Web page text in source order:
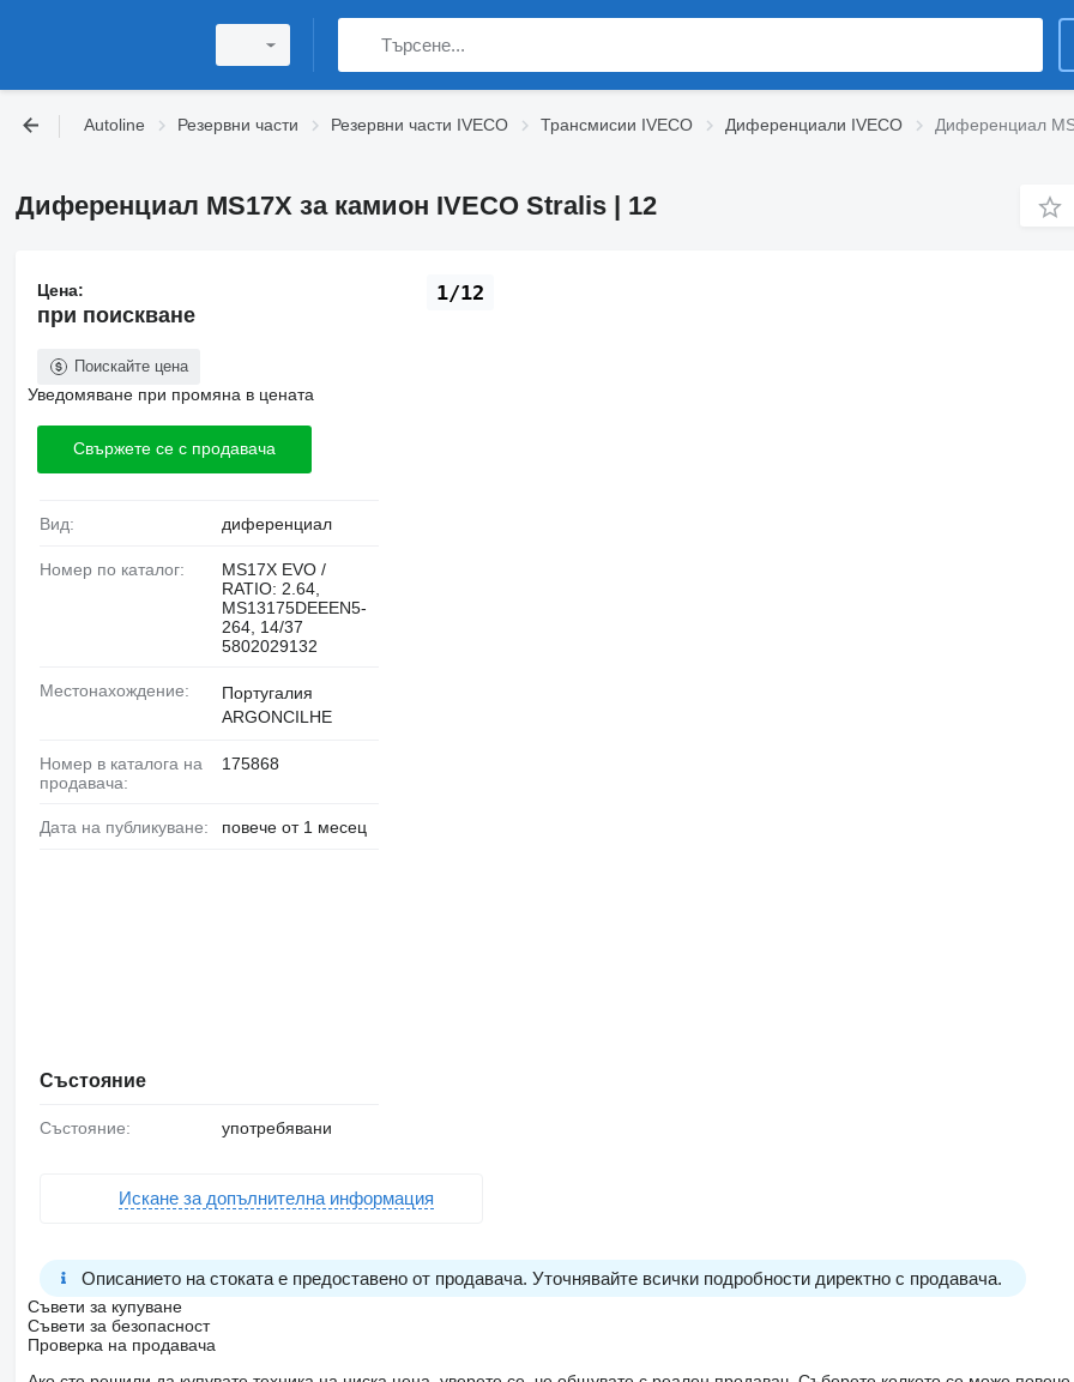
Autoline Резервни части Резервни части IVECO Трансмисии IVECO Диференциали IVECO Диференциал
Диференциал MS17X за камион IVECO Stralis | 12
1/12
Цена:
при поискване
Поискайте цена
Уведомяване при промяна в цената
Свържете се с продавача
Вид: диференциал
Номер по каталог:
MS17X EVO /
RATIO: 2.64,
MS13175DEEEN5-
264, 14/37
5802029132
Местонахождение:
Португалия
ARGONCILHE
Номер в каталога на
продавача:
175868
Дата на публикуване: повече от 1 месец
Състояние
Състояние: употребявани
Искане за допълнителна информация
Описанието на стоката е предоставено от продавача. Уточнявайте всички подробности директно с продавача.
Съвети за купуване
Съвети за безопасност
Проверка на продавача